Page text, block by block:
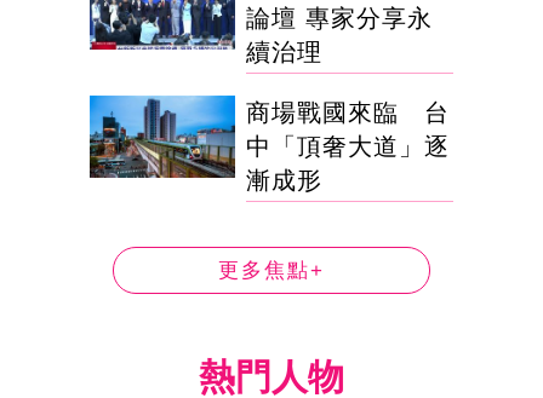
論壇 專家分享永
續治理
商場戰國來臨 台
中「頂奢大道」逐
漸成形
更多焦點+
熱門人物